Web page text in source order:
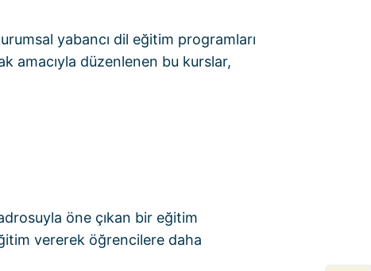
yabancı dil eğitim programları
amacıyla düzenlenen bu kurslar,
öne çıkan bir eğitim
vererek öğrencilere daha